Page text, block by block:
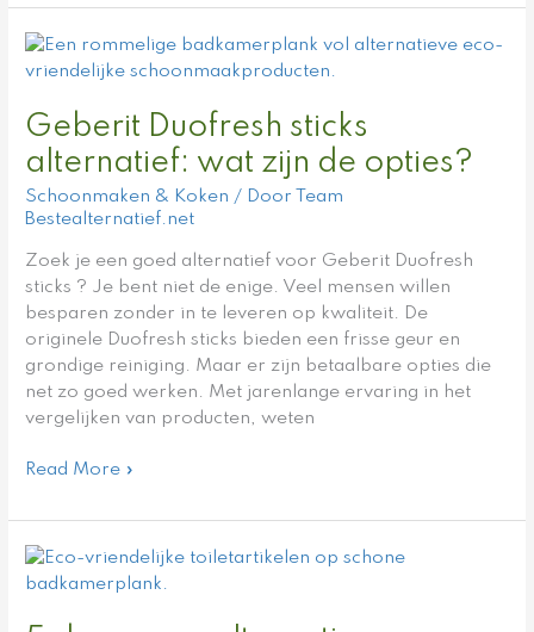
Geberit Duofresh sticks
alternatief: wat zijn de opties?
Schoonmaken & Koken / Door Team
Bestealternatief.net
Zoek je een goed alternatief voor Geberit Duofresh
sticks ? Je bent niet de enige. Veel mensen willen
besparen zonder in te leveren op kwaliteit. De
originele Duofresh sticks bieden een frisse geur en
grondige reiniging. Maar er zijn betaalbare opties die
net zo goed werken. Met jarenlange ervaring in het
vergelijken van producten, weten
Geberit
Duofresh
alternatief:
wat
zijn
de
opties?
Read More »
5
duurzame